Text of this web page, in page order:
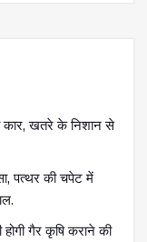
कार, खतरे के निशान से
पत्थर की चपेट में
गैर कृषि कराने की